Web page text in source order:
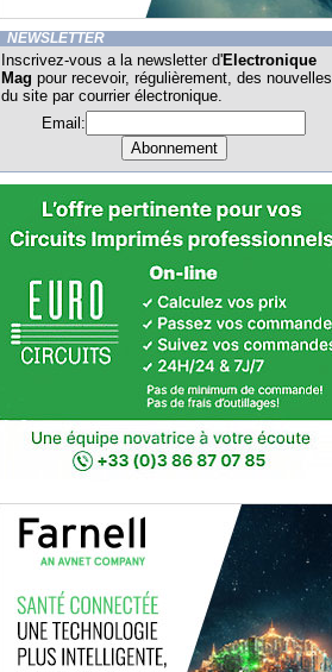
NEWSLETTER
Inscrivez-vous a la newsletter d'Electronique
Mag pour recevoir, régulièrement, des nouvelles
du site par courrier électronique.
Email: